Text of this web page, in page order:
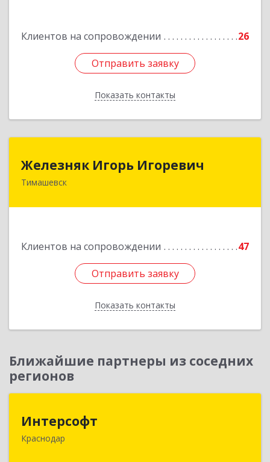
Клиентов на сопровождении 26
Отправить заявку
Показать контакты
Отправить заявку
Назад
Железняк Игорь Игоревич
Тимашевск
Клиентов на сопровождении 47
Отправить заявку
Показать контакты
352700, Краснодарский край, Тимашевский р-н,
Отправить заявку
Назад
Ближайшие партнеры из соседних
регионов
Интерсофт
Краснодар350020, Краснодарский край, Краснодар г,